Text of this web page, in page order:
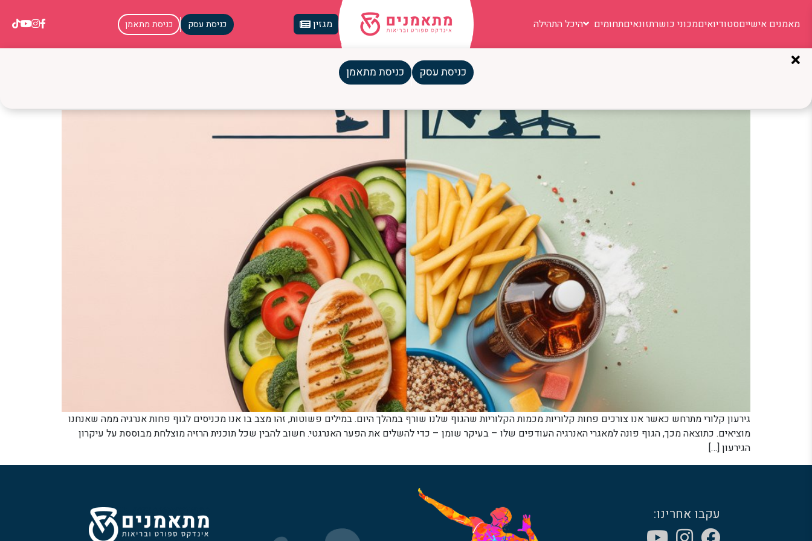
מאמנים אישייםסטודיואיםמכוני כושרתזונאיםתחומים היכל התהילה מגזין כניסת עסק כניסת מתאמן
כניסת עסק כניסת מתאמן
גירעון קלורי: המדריך המקיף להרזיה אפקטיבית
גירעון קלורי מתרחש כאשר אנו צורכים פחות קלוריות מכמות הקלוריות שהגוף שלנו שורף במהלך היום. במילים פשוטות, זהו מצב בו אנו מכניסים לגוף פחות אנרגיה ממה שאנחנו
מוציאים. כתוצאה מכך, הגוף פונה למאגרי האנרגיה העודפים שלו – בעיקר שומן – כדי להשלים את הפער האנרגטי. חשוב להבין שכל תוכנית הרזיה מוצלחת מבוססת על עיקרון
הגירעון […]
עקבו אחרינו: